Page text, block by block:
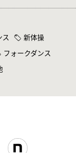
ス
新体操
フォークダンス